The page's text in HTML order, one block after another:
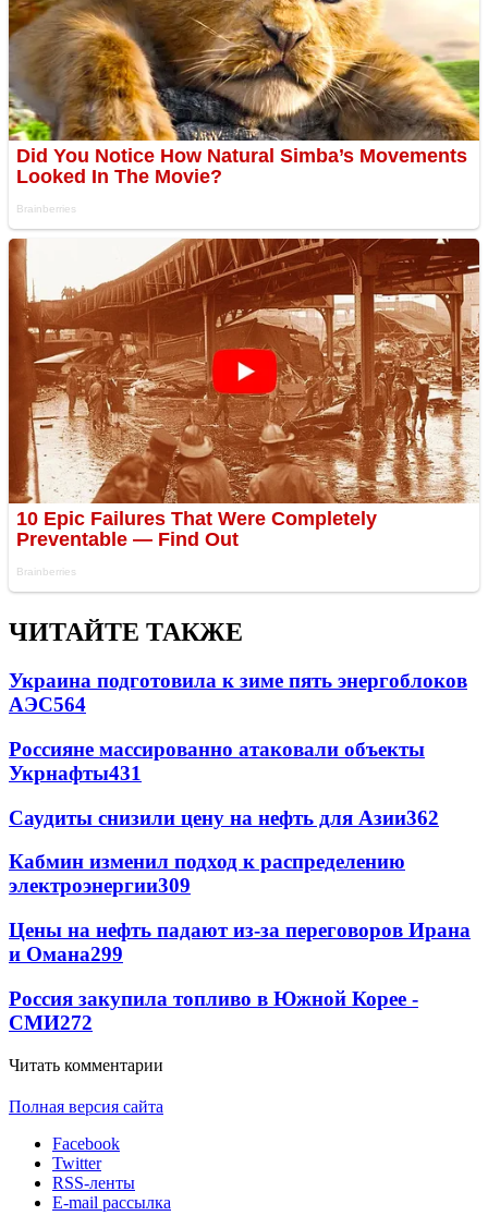
ЧИТАЙТЕ ТАКЖЕ
Украина подготовила к зиме пять энергоблоков
АЭС564
Россияне массированно атаковали объекты
Укрнафты431
Саудиты снизили цену на нефть для Азии362
Кабмин изменил подход к распределению
электроэнергии309
Цены на нефть падают из-за переговоров Ирана
и Омана299
Россия закупила топливо в Южной Корее -
СМИ272
Читать комментарии
Полная версия сайта
Facebook
Twitter
RSS-ленты
E-mail рассылка